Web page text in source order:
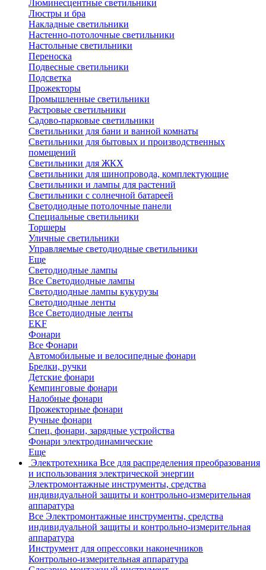
Люминесцентные светильники
Люстры и бра
Накладные светильники
Настенно-потолочные светильники
Настольные светильники
Переноска
Подвесные светильники
Подсветка
Прожекторы
Промышленные светильники
Растровые светильники
Садово-парковые светильники
Светильники для бани и ванной комнаты
Светильники для бытовых и производственных
помещений
Светильники для ЖКХ
Светильники для шинопровода, комплектующие
Светильники и лампы для растений
Светильники с солнечной батареей
Светодиодные потолочные панели
Специальные светильники
Торшеры
Уличные светильники
Управляемые светодиодные светильники
Еще
Светодиодные лампы
Все Светодиодные лампы
Светодиодные лампы кукурузы
Светодиодные ленты
Все Светодиодные ленты
EKF
Фонари
Все Фонари
Автомобильные и велосипедные фонари
Брелки, ручки
Детские фонари
Кемпинговые фонари
Налобные фонари
Прожекторные фонари
Ручные фонари
Спец. фонари, зарядные устройства
Фонари электродинамические
Еще
Электротехника Все для распределения преобразования
и использования электрической энергии
Электромонтажные инструменты, средства
индивидуальной защиты и контрольно-измерительная
аппаратура
Все Электромонтажные инструменты, средства
индивидуальной защиты и контрольно-измерительная
аппаратура
Инструмент для опрессовки наконечников
Контрольно-измерительная аппаратура